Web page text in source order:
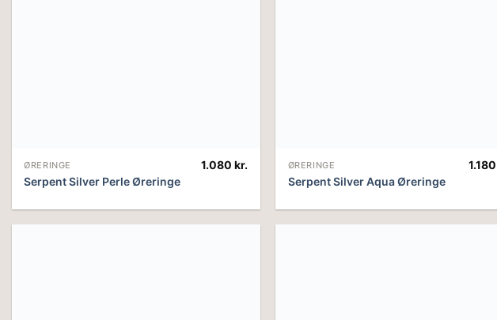
ØRERINGE
Serpent Silver Perle Øreringe
1.080kr. ØRERINGE
Serpent Silver Aqua Øreringe
1.180